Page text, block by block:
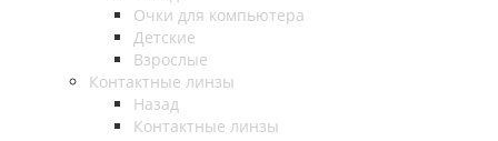
Очки для компьютера
Детские
Взрослые
Контактные линзы
Назад
Контактные линзы